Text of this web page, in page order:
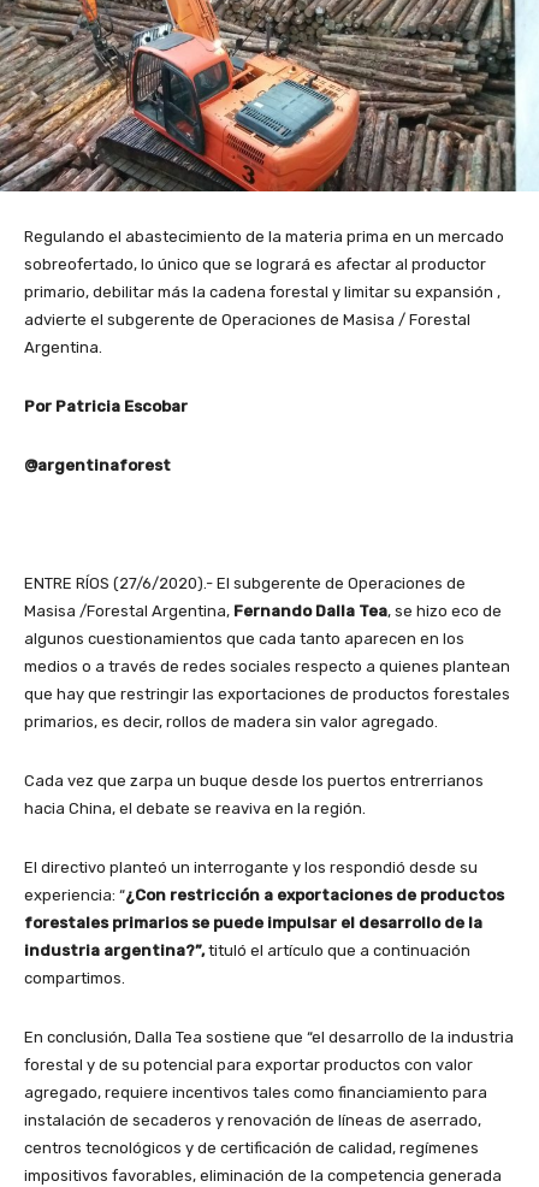
Regulando el abastecimiento de la materia prima en un mercado
sobreofertado, lo único que se logrará es afectar al productor
primario, debilitar más la cadena forestal y limitar su expansión ,
advierte el subgerente de Operaciones de Masisa / Forestal
Argentina.
Por Patricia Escobar
@argentinaforest
ENTRE RÍOS (27/6/2020).- El subgerente de Operaciones de
Masisa /Forestal Argentina, Fernando Dalla Tea, se hizo eco de
algunos cuestionamientos que cada tanto aparecen en los
medios o a través de redes sociales respecto a quienes plantean
que hay que restringir las exportaciones de productos forestales
primarios, es decir, rollos de madera sin valor agregado.
Cada vez que zarpa un buque desde los puertos entrerrianos
hacia China, el debate se reaviva en la región.
El directivo planteó un interrogante y los respondió desde su
experiencia: “¿Con restricción a exportaciones de productos
forestales primarios se puede impulsar el desarrollo de la
industria argentina?”,tituló el artículo que a continuación
compartimos.
En conclusión, Dalla Tea sostiene que “el desarrollo de la industria
forestal y de su potencial para exportar productos con valor
agregado, requiere incentivos tales como financiamiento para
instalación de secaderos y renovación de líneas de aserrado,
centros tecnológicos y de certificación de calidad, regímenes
impositivos favorables, eliminación de la competencia generada